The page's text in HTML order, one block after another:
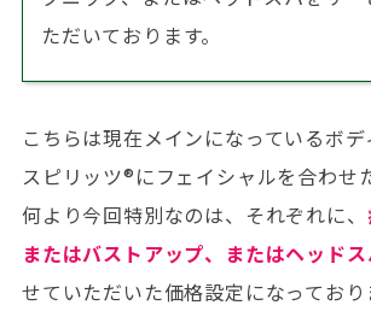
ただいております。
こちらは現在メインになっているボデ
スピリッツ®にフェイシャルを合わせ
何より今回特別なのは、それぞれに、
またはバストアップ、またはヘッド
せていただいた価格設定になっており